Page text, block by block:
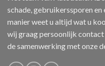
schade, gebruikerssporen
manier weet u altijd wat u
wij graag persoonlijk contact
de samenwerking met onze